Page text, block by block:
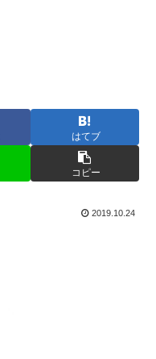
はてブ
コピー
2019.10.24